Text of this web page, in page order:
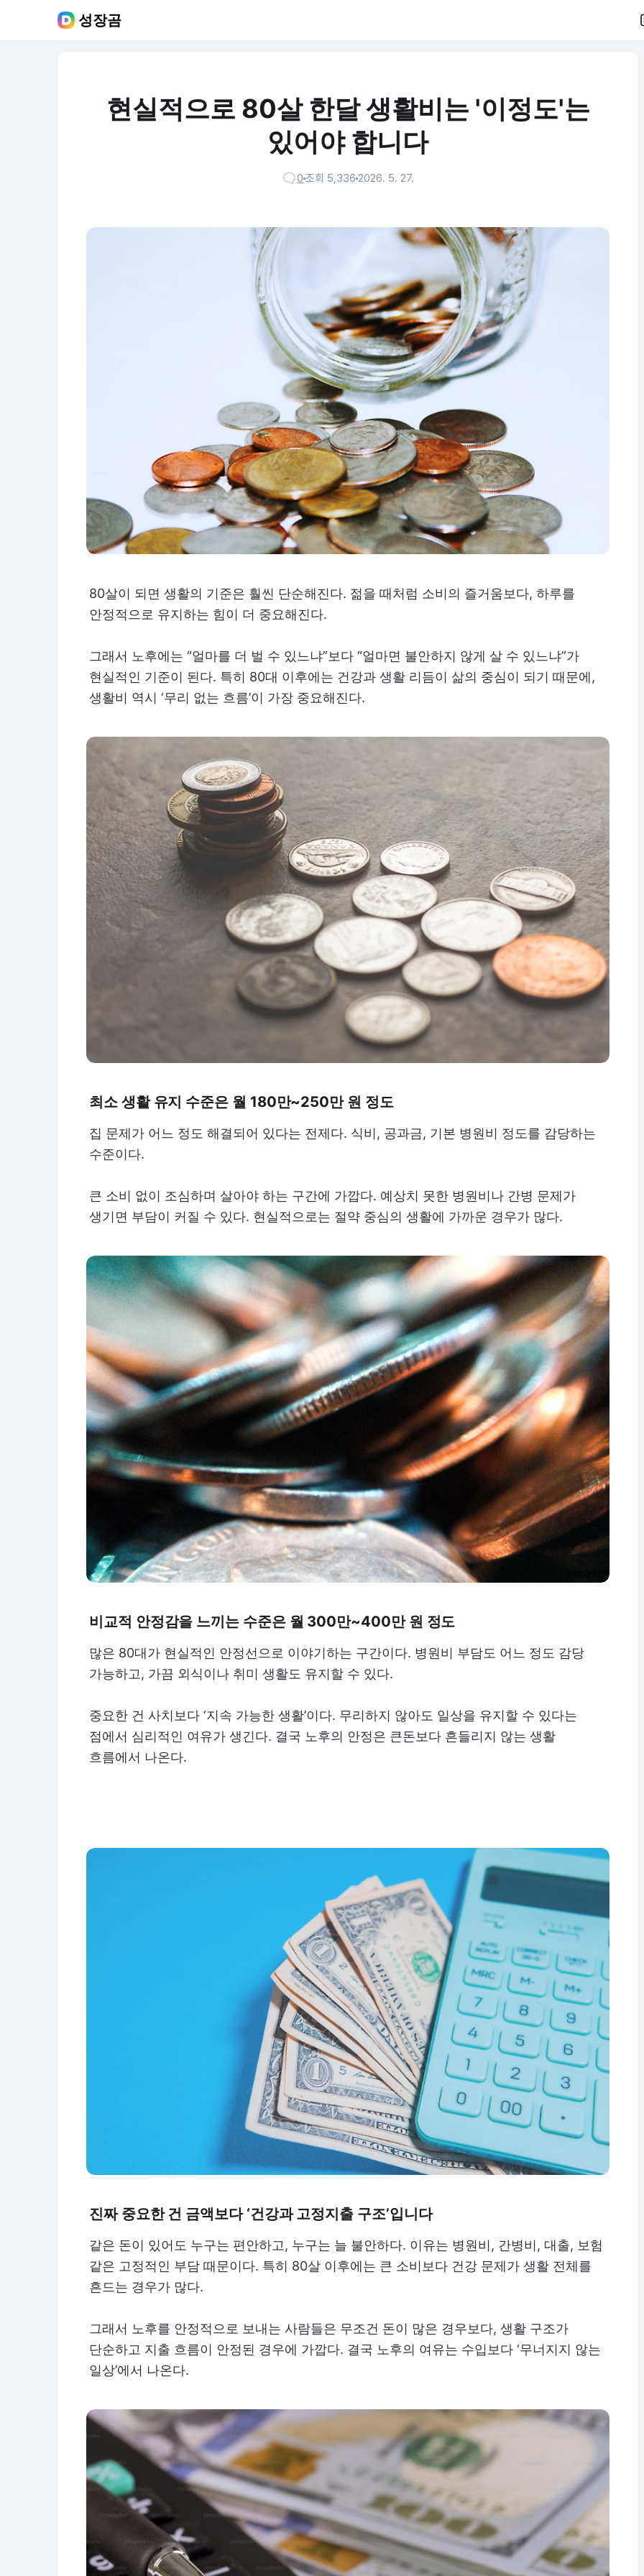
성장곰
현실적으로 80살 한달 생활비는 '이정도'는
있어야 합니다
0 조회 5,336 2026. 5. 27.
80살이 되면 생활의 기준은 훨씬 단순해진다. 젊을 때처럼 소비의 즐거움보다, 하루를
안정적으로 유지하는 힘이 더 중요해진다.
그래서 노후에는 “얼마를 더 벌 수 있느냐”보다 “얼마면 불안하지 않게 살 수 있느냐”가
현실적인 기준이 된다. 특히 80대 이후에는 건강과 생활 리듬이 삶의 중심이 되기 때문에,
생활비 역시 ‘무리 없는 흐름’이 가장 중요해진다.
최소 생활 유지 수준은 월 180만~250만 원 정도
집 문제가 어느 정도 해결되어 있다는 전제다. 식비, 공과금, 기본 병원비 정도를 감당하는
수준이다.
큰 소비 없이 조심하며 살아야 하는 구간에 가깝다. 예상치 못한 병원비나 간병 문제가
생기면 부담이 커질 수 있다. 현실적으로는 절약 중심의 생활에 가까운 경우가 많다.
비교적 안정감을 느끼는 수준은 월 300만~400만 원 정도
많은 80대가 현실적인 안정선으로 이야기하는 구간이다. 병원비 부담도 어느 정도 감당
가능하고, 가끔 외식이나 취미 생활도 유지할 수 있다.
중요한 건 사치보다 ‘지속 가능한 생활’이다. 무리하지 않아도 일상을 유지할 수 있다는
점에서 심리적인 여유가 생긴다. 결국 노후의 안정은 큰돈보다 흔들리지 않는 생활
흐름에서 나온다.
진짜 중요한 건 금액보다 ‘건강과 고정지출 구조’입니다
같은 돈이 있어도 누구는 편안하고, 누구는 늘 불안하다. 이유는 병원비, 간병비, 대출, 보험
같은 고정적인 부담 때문이다. 특히 80살 이후에는 큰 소비보다 건강 문제가 생활 전체를
흔드는 경우가 많다.
그래서 노후를 안정적으로 보내는 사람들은 무조건 돈이 많은 경우보다, 생활 구조가
단순하고 지출 흐름이 안정된 경우에 가깝다. 결국 노후의 여유는 수입보다 ‘무너지지 않는
일상’에서 나온다.